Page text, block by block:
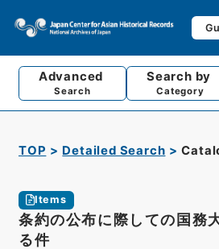
Advanced
Search
Search by
Category
TOP Detailed Search
Items
条約の公布に際しての国務
る件